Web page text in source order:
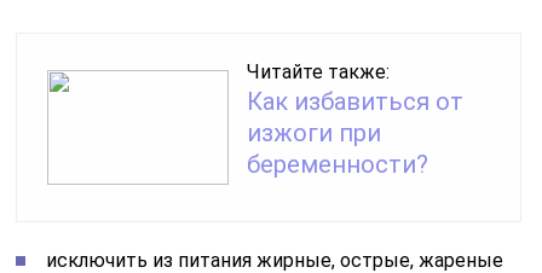
Читайте также:
Как избавиться от
изжоги при
беременности?
исключить из питания жирные, острые, жареные